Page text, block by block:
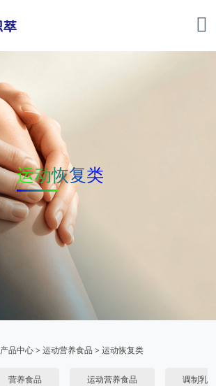
运动恢复类
产品中心> 运动营养食品 > 运动恢复类
营养食品 运动营养食品 调制乳粉